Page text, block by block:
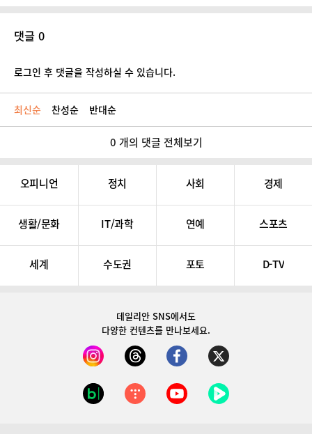
댓글 0
로그인 후 댓글을 작성하실 수 있습니다.
최신순 찬성순 반대순
0 개의 댓글 전체보기
오피니언 정치 사회 경제
생활/문화 IT/과학 연예 스포츠
세계 수도권 포토 D-TV
데일리안 SNS에서도
다양한 컨텐츠를 만나보세요.